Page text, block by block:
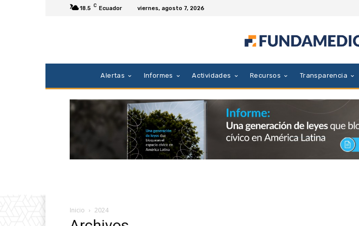
18.5 C Ecuador viernes, agosto 7, 2026
Alertas Informes Actividades Recursos Transparencia
Inicio 2024